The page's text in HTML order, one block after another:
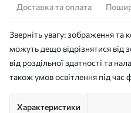
Доставка та оплата
Зверніть увагу: зображення
можуть дещо відрізнятися від
від роздільної здатності та
також умов освітлення під час
Характеристики